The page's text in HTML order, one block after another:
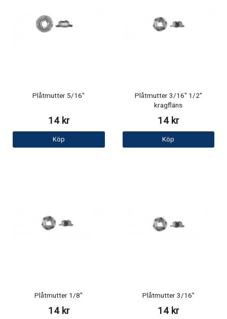
Plåtmutter 5/16"
14 kr
Köp
Plåtmutter 3/16" 1/2"
kragfläns
14 kr
Köp
Plåtmutter 1/8"
14 kr
Plåtmutter 3/16"
14 kr